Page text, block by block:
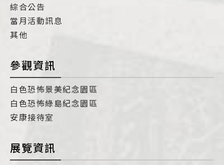
綜合公告
當月活動訊息
其他
參觀資訊
白色恐怖景美紀念園區
白色恐怖綠島紀念園區
安康接待室
展覽資訊